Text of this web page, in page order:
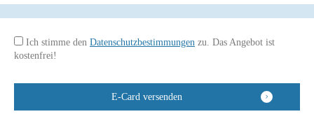
Ich stimme den Datenschutzbestimmungen zu. Das Angebot ist
kostenfrei!